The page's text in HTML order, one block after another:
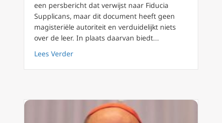
een persbericht dat verwijst naar Fiducia
Supplicans, maar dit document heeft geen
magisteriële autoriteit en verduidelijkt niets
over de leer. In plaats daarvan biedt...
Lees Verderabout Fiducia Supplicans 2.0: Kardinaal